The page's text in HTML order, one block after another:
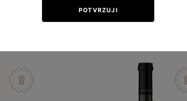
Kč
POTVRZUJI